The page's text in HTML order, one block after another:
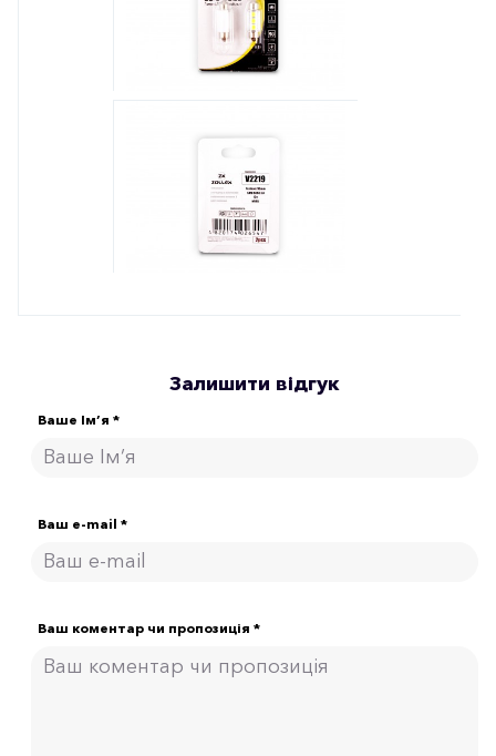
Залишити відгук
Ваше Ім’я *
Ваш e-mail *
Ваш коментар чи пропозиція *